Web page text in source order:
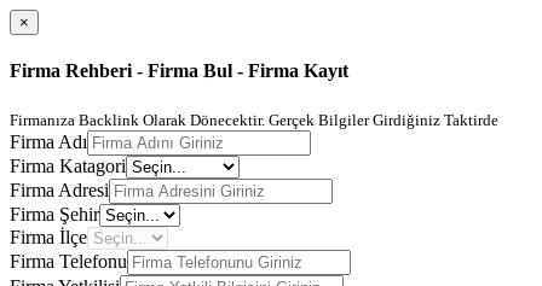
×
Firma Rehberi - Firma Bul - Firma Kayıt
Firmanıza Backlink Olarak Dönecektir. Gerçek Bilgiler Girdiğiniz Taktirde
Firma Adı
Firma Katagori
Firma Adresi
Firma Şehir
Firma İlçe
Firma Telefonu